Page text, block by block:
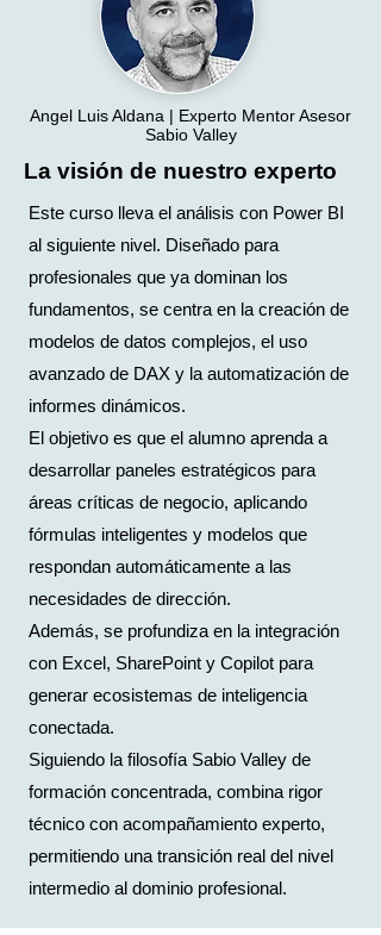
Angel Luis Aldana | Experto Mentor Asesor
Sabio Valley
La visión de nuestro experto
Este curso lleva el análisis con Power BI
al siguiente nivel. Diseñado para
profesionales que ya dominan los
fundamentos, se centra en la creación de
modelos de datos complejos, el uso
avanzado de DAX y la automatización de
informes dinámicos.
El objetivo es que el alumno aprenda a
desarrollar paneles estratégicos para
áreas críticas de negocio, aplicando
fórmulas inteligentes y modelos que
respondan automáticamente a las
necesidades de dirección.
Además, se profundiza en la integración
con Excel, SharePoint y Copilot para
generar ecosistemas de inteligencia
conectada.
Siguiendo la filosofía Sabio Valley de
formación concentrada, combina rigor
técnico con acompañamiento experto,
permitiendo una transición real del nivel
intermedio al dominio profesional.